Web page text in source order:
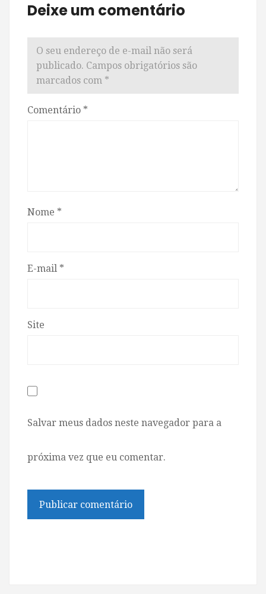
Deixe um comentário
O seu endereço de e-mail não será
publicado. Campos obrigatórios são
marcados com *
Comentário *
Nome *
E-mail *
Site
Salvar meus dados neste navegador para a
próxima vez que eu comentar.